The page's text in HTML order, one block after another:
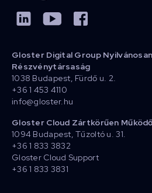
Gloster Digital Group
Részvénytársaság
1038 Budapest, Fürdő u. 2.
+36 1 453 4110
info@gloster.hu
Gloster Cloud Zártkörűen
1094 Budapest, Tűzoltó u. 31.
+36 1 833 3832
Gloster Cloud Support
+36 1 833 3831